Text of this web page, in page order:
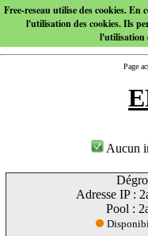
Page
Aucun
Adresse IP :
Pool :
Free-reseau utilise des cookies.
l'utilisation des cookies. Ils
l'utilisation